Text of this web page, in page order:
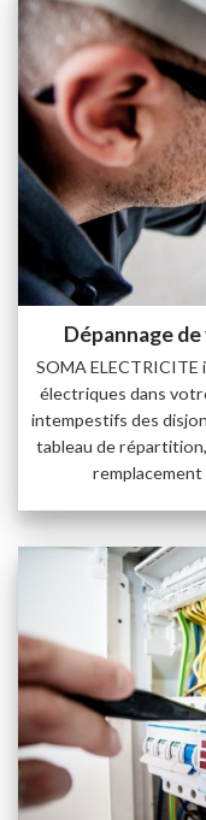
Dépannage
SOMA
électriques dans
intempestifs des
tableau de